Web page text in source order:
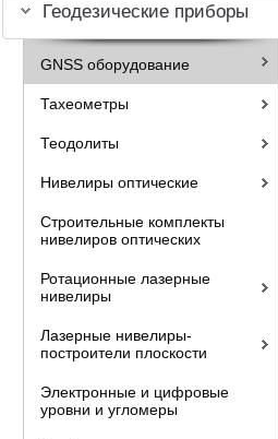
Геодезические приборы
GNSS оборудование
Тахеометры
Теодолиты
Нивелиры оптические
Строительные комплекты
нивелиров оптических
Ротационные лазерные
нивелиры
Лазерные нивелиры-
построители плоскости
Электронные и цифровые
уровни и угломеры